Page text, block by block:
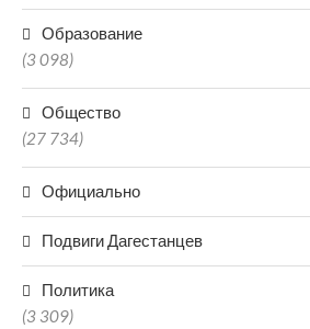
Образование
(3 098)
Общество
(27 734)
Официально
Подвиги Дагестанцев
Политика
(3 309)